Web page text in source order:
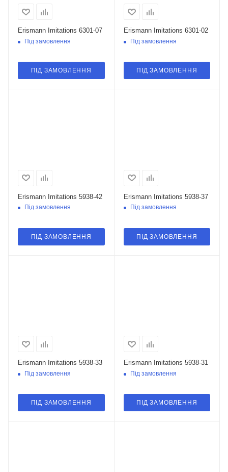
Erismann Imitations 6301-07
Під замовлення
ПІД ЗАМОВЛЕННЯ
Erismann Imitations 6301-02
Під замовлення
ПІД ЗАМОВЛЕННЯ
Erismann Imitations 5938-42
Під замовлення
ПІД ЗАМОВЛЕННЯ
Erismann Imitations 5938-37
Під замовлення
ПІД ЗАМОВЛЕННЯ
Erismann Imitations 5938-33
Під замовлення
ПІД ЗАМОВЛЕННЯ
Erismann Imitations 5938-31
Під замовлення
ПІД ЗАМОВЛЕННЯ